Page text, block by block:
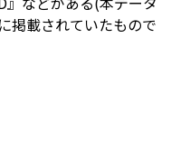
掲載されていたもので